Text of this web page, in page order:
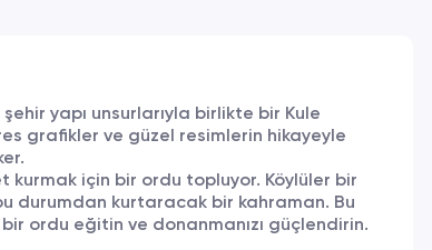
yapı unsurlarıyla birlikte bir Kule
res grafikler ve güzel resimlerin hikayeyle
kurmak için bir ordu topluyor. Köylüler bir
durumdan kurtaracak bir kahraman. Bu
ordu eğitin ve donanmanızı güçlendirin.